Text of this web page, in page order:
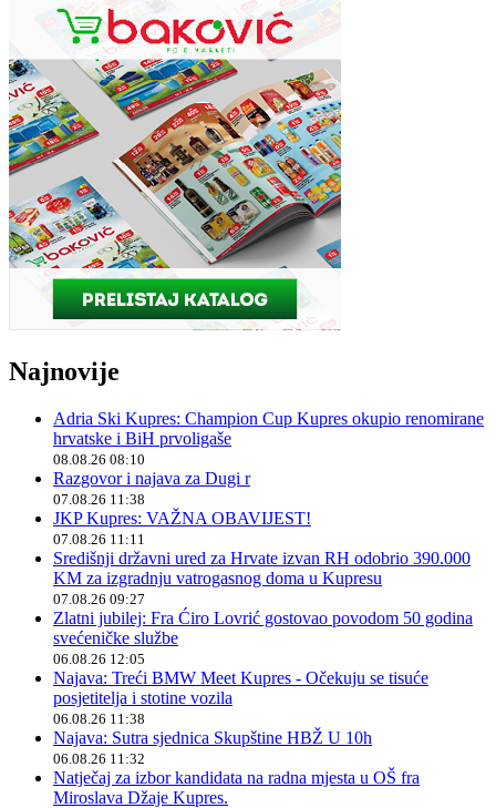
Najnovije
Adria Ski Kupres: Champion Cup Kupres okupio renomirane
hrvatske i BiH prvoligaše
08.08.26 08:10
Razgovor i najava za Dugi r
07.08.26 11:38
JKP Kupres: VAŽNA OBAVIJEST!
07.08.26 11:11
Središnji državni ured za Hrvate izvan RH odobrio 390.000
KM za izgradnju vatrogasnog doma u Kupresu
07.08.26 09:27
Zlatni jubilej: Fra Ćiro Lovrić gostovao povodom 50 godina
svećeničke službe
06.08.26 12:05
Najava: Treći BMW Meet Kupres - Očekuju se tisuće
posjetitelja i stotine vozila
06.08.26 11:38
Najava: Sutra sjednica Skupštine HBŽ U 10h
06.08.26 11:32
Natječaj za izbor kandidata na radna mjesta u OŠ fra
Miroslava Džaje Kupres.